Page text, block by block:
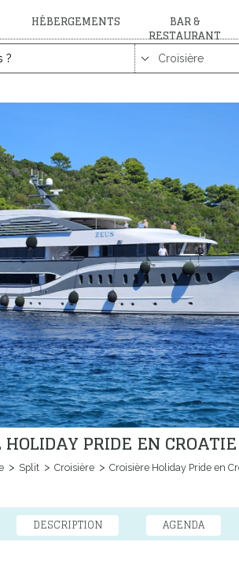
HÉBERGEMENTS BAR &
RESTAURANT
HOLIDAY PRIDE EN
Split Croisière Croisière Holiday Pride en
DESCRIPTION AGENDA